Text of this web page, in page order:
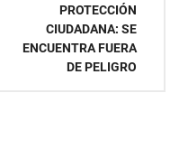
PROTECCIÓN
CIUDADANA: SE
ENCUENTRA FUERA
DE PELIGRO